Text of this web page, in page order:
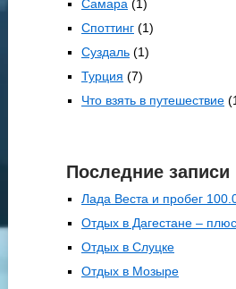
Самара (1)
Споттинг(1)
Суздаль(1)
Турция (7)
Что взять в путешествие
Последние записи
Лада Веста и пробег
Отдых в Дагестане –
Отдых в Слуцке
Отдых в Мозыре